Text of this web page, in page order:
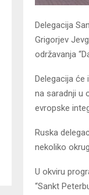
Delegacija
Grigorjev
održavanja
Delegacija
na saradnji u
evropske
Ruska
nekoliko
U okviru
“Sankt